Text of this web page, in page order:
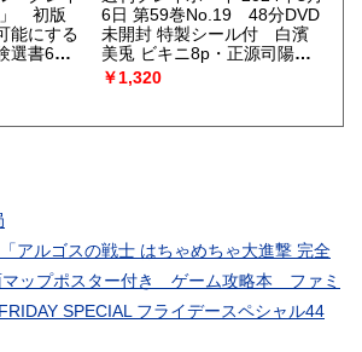
」 初版
能にする
選書6
訳）
6日 第59巻No.19 48分DVD
未開封 特製シール付 白濱
美兎 ビキニ8p・正源司陽子
10p・丹生明里 7p・山口陽世
7p・天羽希純 下着8p・筧美
キニ6p・三田悠貴 ビキニ
￥1,320
アルゴスの戦士 はちゃめちゃ大進撃 完全
ップポスター付き ゲーム攻略本 ファミ
SPECIAL フライデースペシャル44